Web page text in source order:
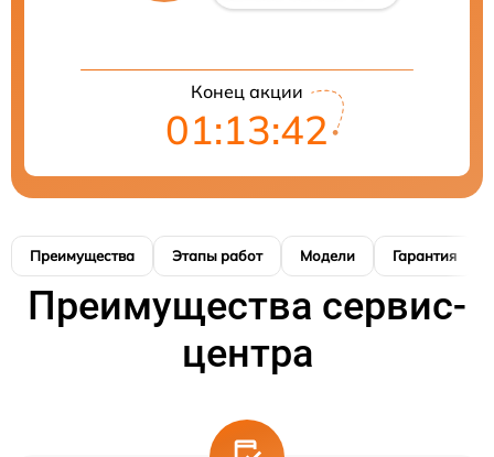
Конец акции
01:13:42
Преимущества Этапы работ Модели Гарантия
Преимущества сервис-
центра